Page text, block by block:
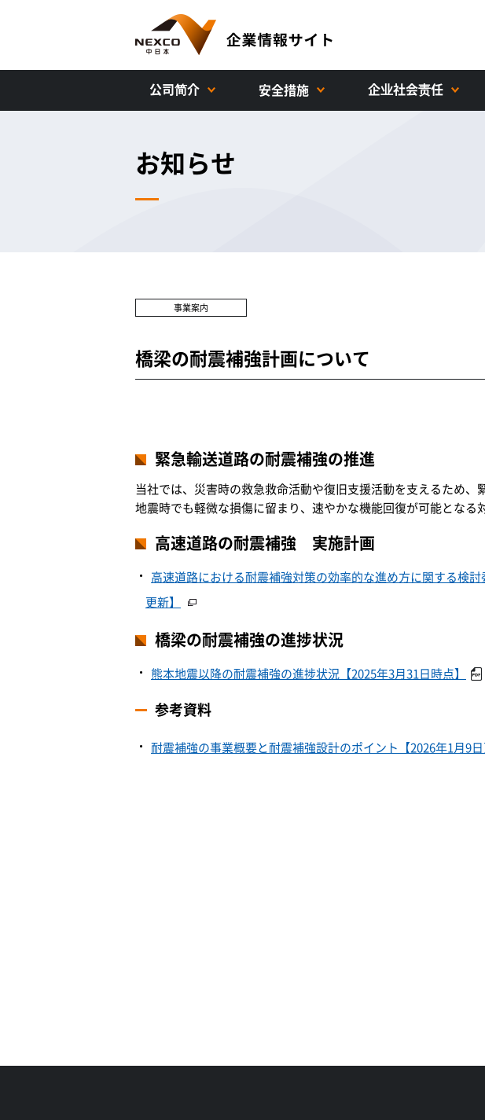
公司简介 安全措施 企业社会责任
お知らせ
事業案内
橋梁の耐震補強計画について
緊急輸送道路の耐震補強の推進
当社では、災害時の救急救命活動や復旧支援活動を支えるため
地震時でも軽微な損傷に留まり、速やかな機能回復が可能となる
高速道路の耐震補強 実施計画
高速道路における耐震補強対策の効率的な進め方に関する検
更新】
橋梁の耐震補強の進捗状況
熊本地震以降の耐震補強の進捗状況【2025年3月31日時点】
参考資料
耐震補強の事業概要と耐震補強設計のポイント【2026年1月9日